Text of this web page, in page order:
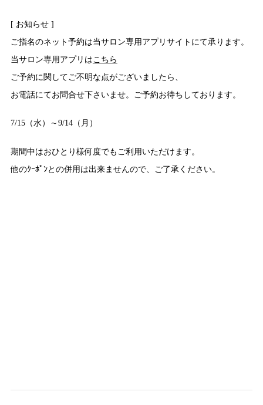
[ お知らせ ]
ご指名のネット予約は当サロン専用アプリサイトにて承ります。
当サロン専用アプリはこちら
ご予約に関してご不明な点がございましたら、
お電話にてお問合せ下さいませ。ご予約お待ちしております。
7/15（水）～9/14（月）
期間中はおひとり様何度でもご利用いただけます。
他のｸｰﾎﾟﾝとの併用は出来ませんので、ご了承ください。